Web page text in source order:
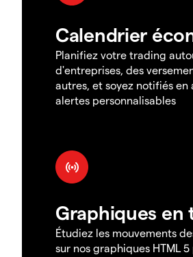
Calendrier
Planifiez votre trading
d'entreprises, des
autres, et soyez notifiés en
alertes personnalisables
Graphiques en
Étudiez les mouvements
sur nos graphiques HTML